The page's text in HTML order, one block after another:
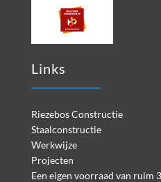
Links
Riezebos Constructie
Staalconstructie
Werkwijze
Projecten
Een eigen voorraad van ruim